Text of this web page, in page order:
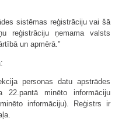
sistēmas reģistrāciju vai šā
reģistrāciju ņemama valsts
un apmērā."
personas datu apstrādes
minēto informāciju
informāciju). Reģistrs ir